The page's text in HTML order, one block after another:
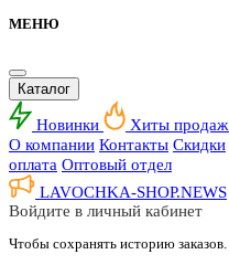
МЕНЮ
Каталог
Новинки Хиты продаж
О компании Контакты Скидки
оплата Оптовый отдел
LAVOCHKA-SHOP.NEWS
Войдите в личный кабинет
Чтобы сохранять историю заказов.